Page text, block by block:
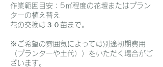
作業範囲目安：5㎡程度の花壇またはプラン
ターの植え替え
花の交換は３０苗まで。
※ご希望の雰囲気によっては別途初期費用
（プランターや土代））をいただく場合がご
ざいます。